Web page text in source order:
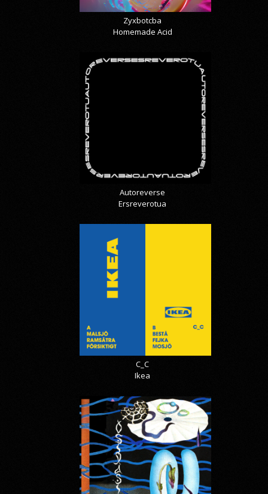
Zyxbotcba
Homemade Acid
Autoreverse
Ersreverotua
C_C
Ikea